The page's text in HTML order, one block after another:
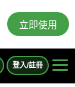
立即使用
登入/註冊